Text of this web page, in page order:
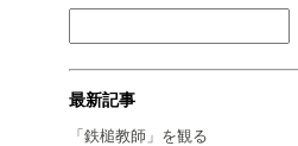
最新記事
「鉄槌教師」を観る